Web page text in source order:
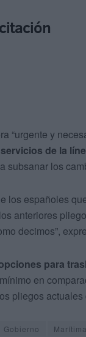
“urgente y
de la
subsanar los
los españoles
anteriores
decimos”,
para
en
pliegos
Gobierno